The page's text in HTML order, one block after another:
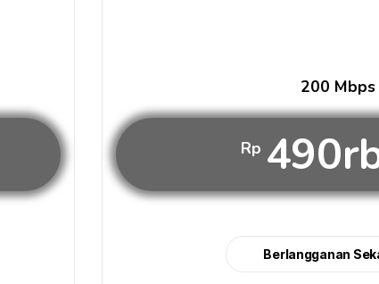
200 Mbps
Rp
Berlangganan